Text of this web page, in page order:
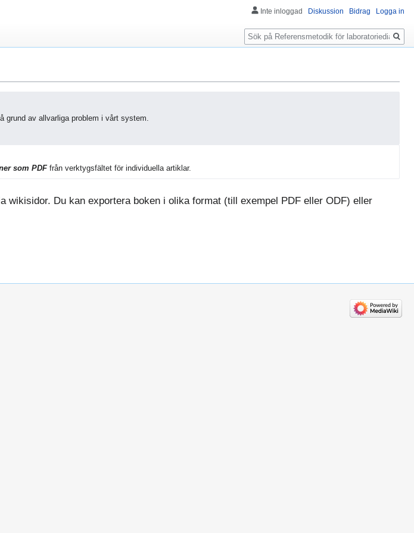
grund av allvarliga problem i vårt system.
som PDFfrån verktygsfältet för individuella artiklar.
wikisidor. Du kan exportera boken i olika format (till exempel PDF eller ODF) eller
Inte inloggad Diskussion Bidrag Logga in
Sök